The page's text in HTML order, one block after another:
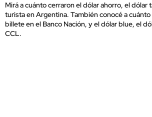
Mirá a cuánto cerraron el dólar ahorro, el dólar
turista en Argentina. También conocé a
billete en el Banco Nación, y el dólar blue, el
CCL.